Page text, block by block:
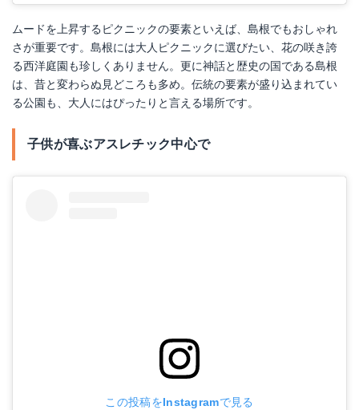
ムードを上昇するピクニックの要素といえば、島根でもおしゃれ
さが重要です。島根には大人ピクニックに選びたい、花の咲き誇
る西洋庭園も珍しくありません。更に神話と歴史の国である島根
は、昔と変わらぬ見どころも多め。伝統の要素が盛り込まれてい
る公園も、大人にはぴったりと言える場所です。
子供が喜ぶアスレチック中心で
この投稿をInstagramで見る